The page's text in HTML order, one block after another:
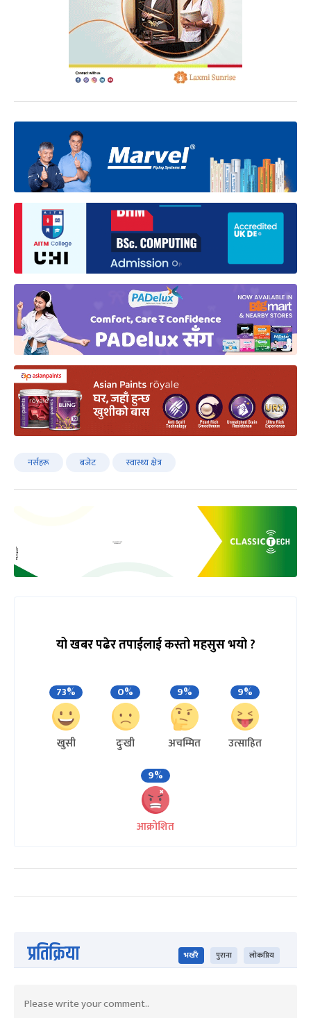
नर्सहरू बजेट स्वास्थ्य क्षेत्र
यो खबर पढेर तपाईलाई कस्तो महसुस भयो ?
73%
खुसी
0%
दुःखी
9%
अचम्मित
9%
उत्साहित
9%
आक्रोशित
प्रतिक्रिया भर्खरै पुराना लोकप्रिय